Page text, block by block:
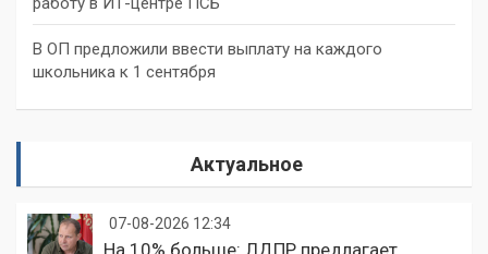
В ОП предложили ввести выплату на каждого
школьника к 1 сентября
Актуальное
07-08-2026 12:34